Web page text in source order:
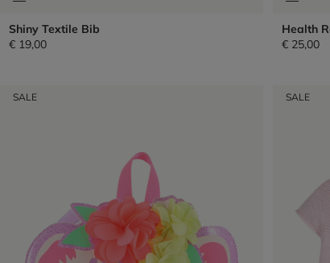
Shiny Textile Bib
€ 19,00
Health
€ 25,00
SALE SALE